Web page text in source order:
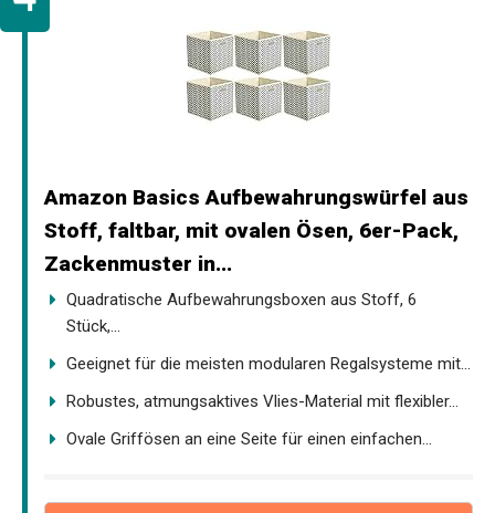
Amazon Basics Aufbewahrungswürfel aus
Stoff, faltbar, mit ovalen Ösen, 6er-Pack,
Zackenmuster in...
Quadratische Aufbewahrungsboxen aus Stoff, 6
Stück,...
Geeignet für die meisten modularen Regalsysteme mit...
Robustes, atmungsaktives Vlies-Material mit flexibler...
Ovale Griffösen an eine Seite für einen einfachen...